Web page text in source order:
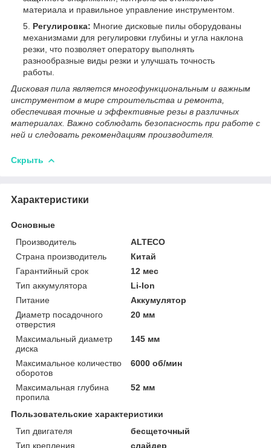
материала и правильное управление инструментом.
Регулировка: Многие дисковые пилы оборудованы
механизмами для регулировки глубины и угла наклона
резки, что позволяет оператору выполнять
разнообразные виды резки и улучшать точность
работы.
Дисковая пила является многофункциональным и важным
инструментом в мире строительства и ремонта,
обеспечивая точные и эффективные резы в различных
материалах. Важно соблюдать безопасность при работе с
ней и следовать рекомендациям производителя.
Скрыть
Характеристики
Основные
Производитель
ALTECO
Страна производитель
Китай
Гарантийный срок
12 мес
Тип аккумулятора
Li-Ion
Питание
Аккумулятор
Диаметр посадочного
отверстия
20 мм
Максимальный диаметр
диска
145 мм
Максимальное количество
оборотов
6000 об/мин
Максимальная глубина
пропила
52 мм
Пользовательские характеристики
Тип двигателя
бесщеточный
Тип крепления
слайдер